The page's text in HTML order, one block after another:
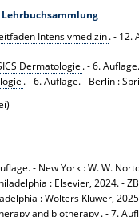
Lehrbuchsammlung
Intensivmedizin. - 12.
Dermatologie . - 6.
. - 6. Auflage. - Berlin :
- New York : W. W.
: Elsevier, 2024. -
: Wolters Kluwer,
and biotherapy. - 7.